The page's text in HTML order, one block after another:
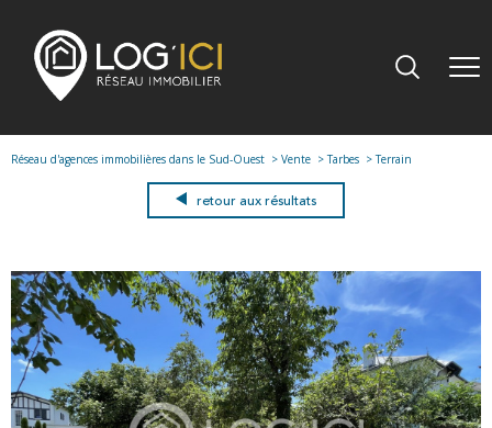
Réseau d'agences immobilières dans le Sud-Ouest Vente Tarbes Terrain
retour aux résultats